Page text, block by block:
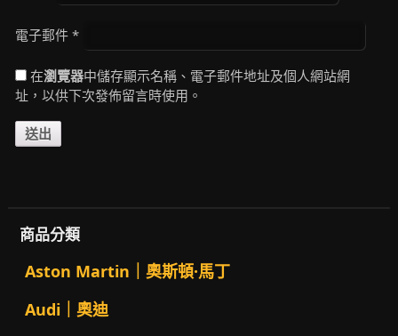
電子郵件 *
在瀏覽器中儲存顯示名稱、電子郵件地址及個人網站網
址，以供下次發佈留言時使用。
商品分類
Aston Martin｜奧斯頓·馬丁
Audi｜奧迪